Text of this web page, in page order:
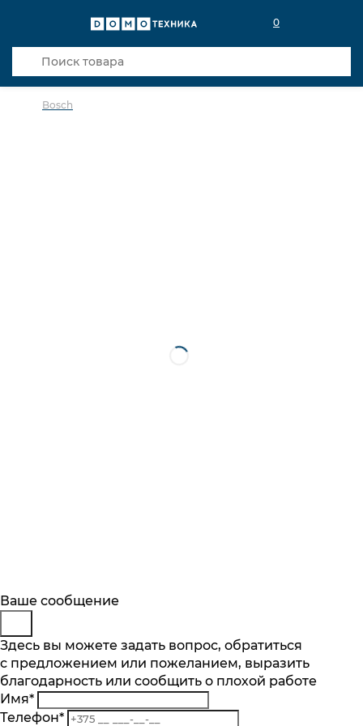
0
Bosch
Описание
Отзывы
Основные характеристики
Максимальная вместимость, компл
10
Кол-во программ, шт
Будьте в курсе
Подпишитесь на последние обновления
и узнавайте о новинках и специальных
предложениях первыми
Подписаться
Заказ обратного звонка
Представьтесь
Телефон*
Комментарий
Ваше сообщение
Здесь вы можете задать вопрос, обратиться
с предложением или пожеланием, выразить
благодарность или сообщить о плохой работе
Имя*
Телефон*